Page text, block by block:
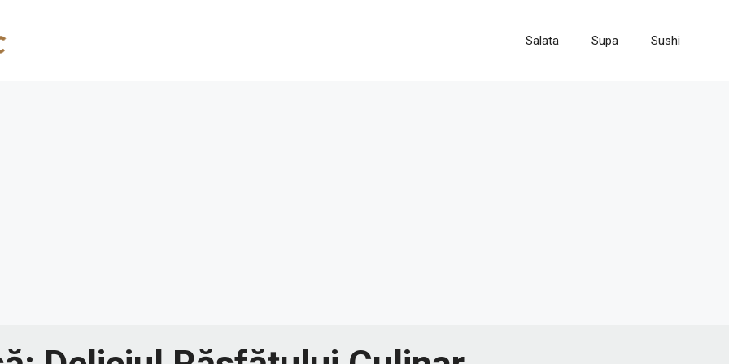
Salata Supa Sushi